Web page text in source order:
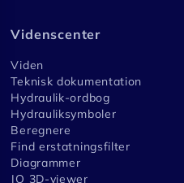
Videnscenter
Viden
Teknisk dokumentation
Hydraulik-ordbog
Hydrauliksymboler
Beregnere
Find erstatningsfilter
Diagrammer
JO 3D-viewer